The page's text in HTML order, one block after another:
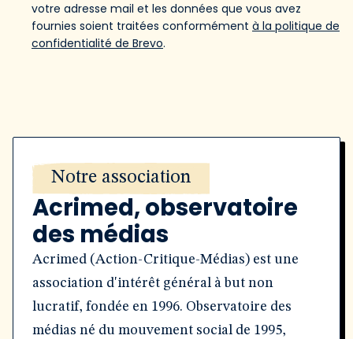
votre adresse mail et les données que vous avez
fournies soient traitées conformément à la politique de
confidentialité de Brevo.
Notre association
Acrimed, observatoire
des médias
Acrimed (Action-Critique-Médias) est une
association d'intérêt général à but non
lucratif, fondée en 1996. Observatoire des
médias né du mouvement social de 1995,